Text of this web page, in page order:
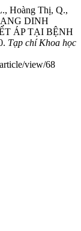
Hoàng Thị, Q.,
DINH
ÁP TẠI BỆNH
Tạp chí Khoa học
view/68